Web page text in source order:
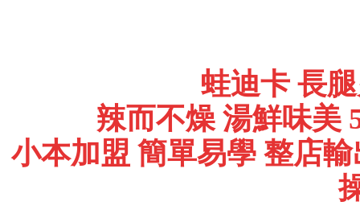
蛙迪卡 長
辣而不燥 湯鮮味美
小本加盟 簡單易學 整店